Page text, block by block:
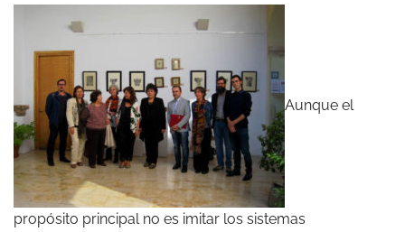
Aunque el
propósito principal no es imitar los sistemas